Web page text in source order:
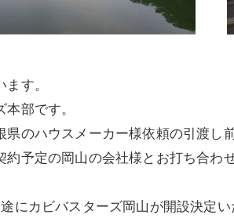
す。
部です。
県のハウスメーカー様依頼の引渡し
約予定の岡山の会社様とお打ち合わ
にカビバスターズ岡山が開設決定い